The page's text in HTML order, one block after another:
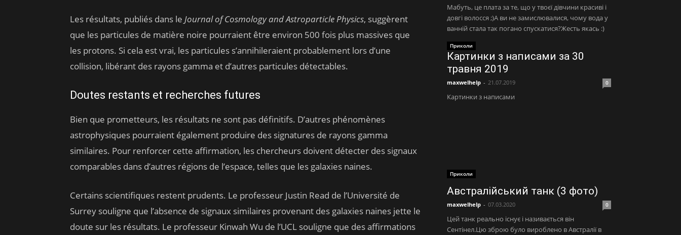
Les résultats, publiés dans le Journal of Cosmology and Astroparticle Physics, suggèrent
que les particules de matière noire pourraient être environ 500 fois plus massives que
les protons. Si cela est vrai, les particules s’annihileraient probablement lors d’une
collision, libérant des rayons gamma et d’autres particules détectables.
Doutes restants et recherches futures
Bien que prometteurs, les résultats ne sont pas définitifs. D’autres phénomènes
astrophysiques pourraient également produire des signatures de rayons gamma
similaires. Pour renforcer cette affirmation, les chercheurs doivent détecter des signaux
comparables dans d’autres régions de l’espace, telles que les galaxies naines.
Certains scientifiques restent prudents. Le professeur Justin Read de l’Université de
Surrey souligne que l’absence de signaux similaires provenant des galaxies naines jette le
doute sur les résultats. Le professeur Kinwah Wu de l’UCL souligne que des affirmations
Мабуть, це плата за те, що у твоєї дівчини красиві і
довгі волосся ;)А ви не замислювалися, чому вода у
ванній стала так погано спускатися?Жесть якась :)
Приколи
Картинки з написами за 30
травня 2019
maxwelhelp - 21.07.2019 0
Картинки з написами
Приколи
Австралійський танк (3 фото)
maxwelhelp - 07.03.2020 0
Цей танк реально існує і називається він
Сентінел.Цю зброю було вироблено в Австралії в